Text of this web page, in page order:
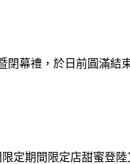
閉幕禮，於日前圓滿
定期間限定店甜蜜登